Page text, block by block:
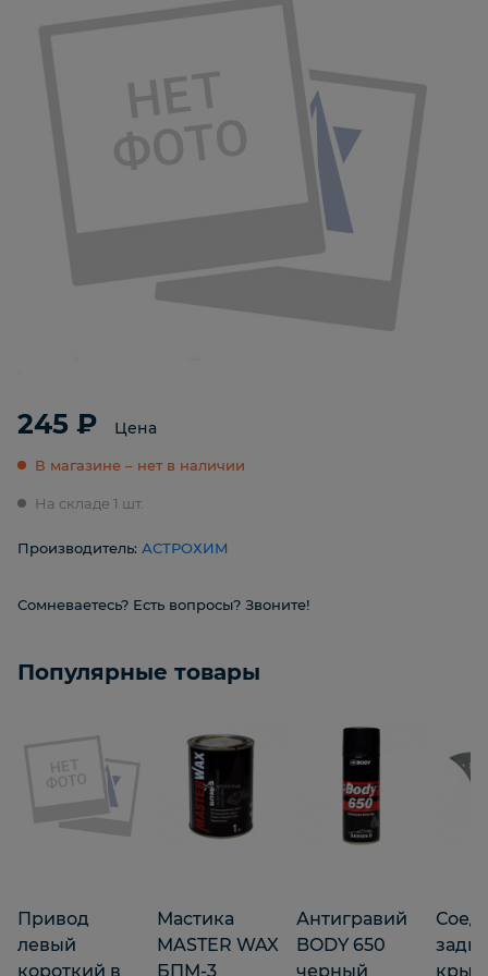
245 ₽ Цена
В магазине – нет в наличии
На складе 1 шт.
Производитель: АСТРОХИМ
Сомневаетесь? Есть вопросы? Звоните!
Популярные товары
Привод
левый
короткий в
Мастика
MASTER WAX
БПМ-3
Антигравий
BODY 650
черный